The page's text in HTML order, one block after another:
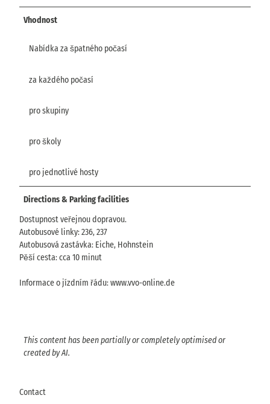
Vhodnost
Nabídka za špatného počasí
za každého počasí
pro skupiny
pro školy
pro jednotlivé hosty
Directions & Parking facilities
Dostupnost veřejnou dopravou.
Autobusové linky: 236, 237
Autobusová zastávka: Eiche, Hohnstein
Pěší cesta: cca 10 minut
Informace o jízdním řádu: www.vvo-online.de
This content has been partially or completely optimised or
created by AI.
Contact